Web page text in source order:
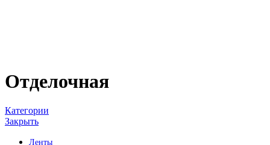
Отделочная
Категории
Закрыть
Ленты